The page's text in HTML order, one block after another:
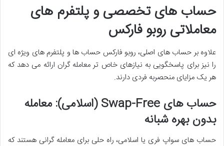
حساب های تخصصی و پلتفرم های
معاملاتی روبو فارکس
علاوه بر حساب های اصلی، روبو فارکس حساب ها و پلتفرم های ویژه ای
را نیز برای پاسخگویی به نیازهای خاص تر معامله گران ارائه می دهد که
هر یک مزایای منحصربه فردی دارند.
حساب های Swap-Free (اسلامی): معامله
بدون بهره شبانه
حساب های سواپ فری یا اسلامی، راه حلی برای معامله گرانی هستند که